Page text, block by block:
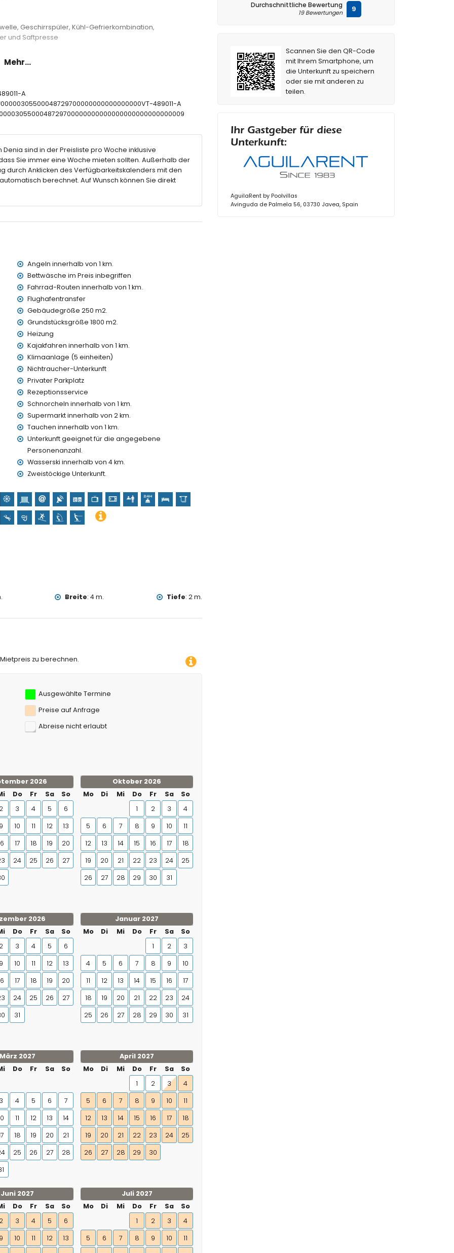
Geschirrspüler, Kühl-Gefrierkombination,
und Saftpresse
190 x 135 cm)
(Maße 200 x 90 cm)
Badewanne, Dusche, Bidet und Toilette
und Toilette
Tiefe
mit Sonnenliegen
von der Villa)
von 1000 Metern von der Villa)
1000 Metern von der Villa)
von 2 Kilometern von der Villa)
von 1000 Metern von der Villa)
von 100 Kilometern von der Villa)
100 Kilometer)
von 1000 Metern
geeignet
der Villa enthalten
Urlaub in Denia, Costa Blanca
(innerhalb von 1000 Metern vom Haus)
vom Haus)
(Ermita De Les Rotes, Denia), Burg (Castillo de Denia),
(innerhalb von 5 Kilometern von der Unterkunft)
(innerhalb von 10 Kilometern von der Villa)
Mehr...
A
489011-A
Denia sind in der Preisliste pro Woche inklusive
Sie immer eine Woche mieten sollten. Außerhalb der
durch Anklicken des Verfügbarkeitskalenders mit den
berechnet. Auf Wunsch können Sie direkt
Angeln innerhalb von 1 km.
Bettwäsche im Preis inbegriffen
Fahrrad-Routen innerhalb von 1 km.
Flughafentransfer
Gebäudegröße 250 m2.
Grundstücksgröße 1800 m2.
Heizung
Kajakfahren innerhalb von 1 km.
Klimaanlage (5 einheiten)
Nichtraucher-Unterkunft
Privater Parkplatz
Rezeptionsservice
Schnorcheln innerhalb von 1 km.
Supermarkt innerhalb von 2 km.
Tauchen innerhalb von 1 km.
Unterkunft geeignet für die angegebene
Personenanzahl.
Wasserski innerhalb von 4 km.
Zweistöckige Unterkunft.
Breite:4 m. Tiefe: 2 m.
zu berechnen.
Ausgewählte Termine
Preise auf Anfrage
Abreise nicht erlaubt
2026
Do Fr Sa
So
2 3 4 5
6
9 10 11 12
13
17 18 19
20
24 25 26
27
Oktober 2026
Mo
Di Mi Do Fr Sa
So
1
2 3
4
5
6 7 8 9 10
11
12
13 14 15 16 17
18
19
20 21 22 23 24
25
26
27 28 29 30 31
2026
Do Fr Sa
So
2 3 4 5
6
9 10 11 12
13
17 18 19
20
24 25 26
27
31
Januar 2027
Mo
Di Mi Do Fr Sa
So
1
2
3
4
5 6 7 8 9
10
11
12 13 14 15 16
17
18
19 20 21 22 23
24
25
26 27 28 29 30 31
März 2027
Do Fr Sa So
3 4 5 6
7
11 12 13
14
18 19 20
21
25 26 27
28
April 2027
Mo
Di Mi Do Fr Sa
So
1
2 3
4
5
6 7 8 9 10
11
12
13 14 15 16 17
18
19
20 21 22 23 24
25
26
27 28 29 30
Juni 2027
Do Fr Sa
So
2 3 4 5
6
9 10 11 12
13
Juli 2027
Mo
Di Mi Do Fr Sa
So
1
2 3
4
5
6 7 8 9 10
11
Durchschnittliche Bewertung
19 Bewertungen 9
Scannen Sie den QR-Code
mit Ihrem Smartphone, um
die Unterkunft zu speichern
oder sie mit anderen zu
teilen.
Ihr Gastgeber für diese
Unterkunft:
AguilaRent by Poolvillas
Avinguda de Palmela 56, 03730 Javea, Spain